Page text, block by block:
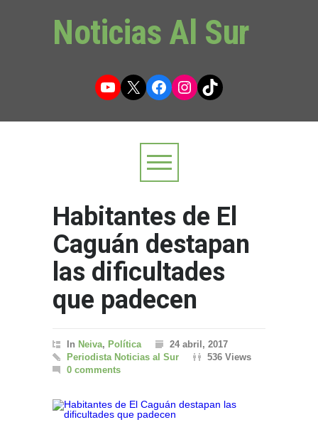
Noticias Al Sur
YouTube
X Facebook
Instagram
TikTok
Habitantes de El
Caguán destapan
las dificultades
que padecen
In Neiva, Política
24 abril, 2017
Periodista Noticias al Sur
536 Views
0 comments